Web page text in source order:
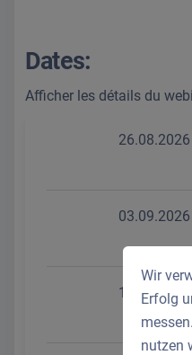
Dates:
Afficher les détails du
26.08.2026
03.09.2026
Wir
Erfolg
nutzen